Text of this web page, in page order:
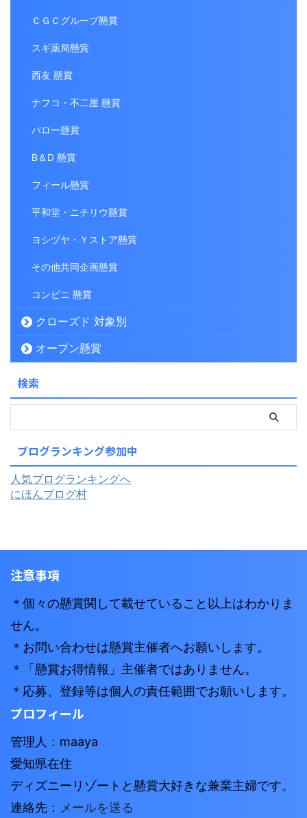
ＣＧＣグループ懸賞
スギ薬局懸賞
西友 懸賞
ナフコ・不二屋 懸賞
バロー懸賞
B＆D 懸賞
フィール懸賞
平和堂・ニチリウ懸賞
ヨシヅヤ・Ｙストア懸賞
その他共同企画懸賞
コンビニ 懸賞
クローズド 対象別
オープン懸賞
検索
ブログランキング参加中
人気ブログランキングへ
にほんブログ村
注意事項
＊個々の懸賞関して載せていること以上はわかりま
せん。
＊お問い合わせは懸賞主催者へお願いします。
＊「懸賞お得情報」主催者ではありません。
＊応募、登録等は個人の責任範囲でお願いします。
プロフィール
管理人：maaya
愛知県在住
ディズニーリゾートと懸賞大好きな兼業主婦です。
連絡先： メールを送る